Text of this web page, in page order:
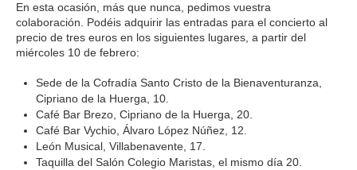
En esta ocasión, más que nunca, pedimos vuestra
colaboración. Podéis adquirir las entradas para el concierto al
precio de tres euros en los siguientes lugares, a partir del
miércoles 10 de febrero:
Sede de la Cofradía Santo Cristo de la Bienaventuranza,
Cipriano de la Huerga, 10.
Café Bar Brezo, Cipriano de la Huerga, 20.
Café Bar Vychio, Álvaro López Núñez, 12.
León Musical, Villabenavente, 17.
Taquilla del Salón Colegio Maristas, el mismo día 20.